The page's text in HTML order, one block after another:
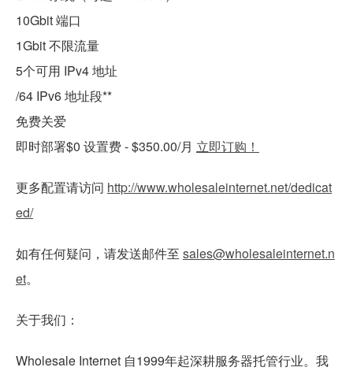
10Gbit 端口
1Gbit 不限流量
5个可用 IPv4 地址
/64 IPv6 地址段**
免费关爱
即时部署$0 设置费 - $350.00/月 立即订购！
更多配置请访问 http://www.wholesaleinternet.net/dedicat
ed/
如有任何疑问，请发送邮件至 sales@wholesaleinternet.n
et。
关于我们：
Wholesale Internet 自1999年起深耕服务器托管行业。我